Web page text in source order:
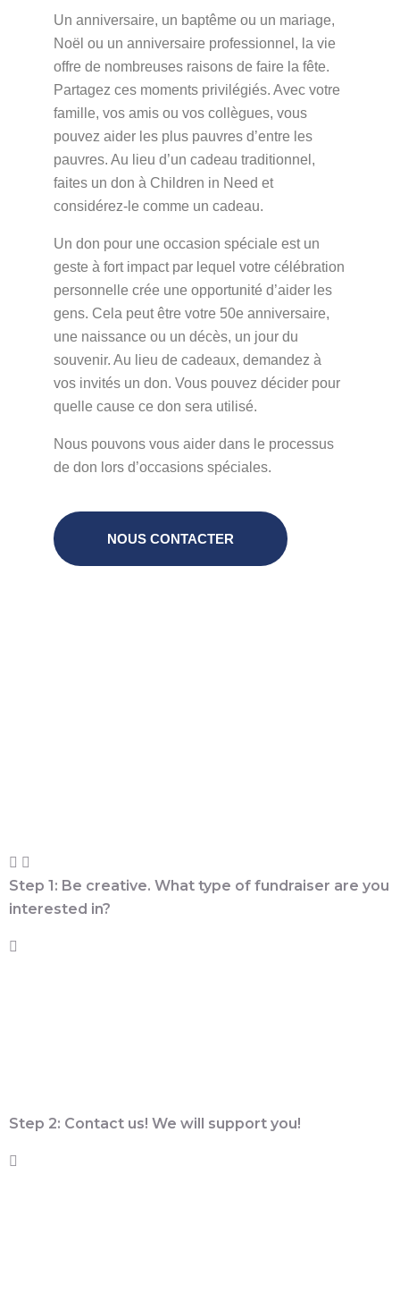
Un anniversaire, un baptême ou un mariage,
Noël ou un anniversaire professionnel, la vie
offre de nombreuses raisons de faire la fête.
Partagez ces moments privilégiés. Avec votre
famille, vos amis ou vos collègues, vous
pouvez aider les plus pauvres d’entre les
pauvres. Au lieu d’un cadeau traditionnel,
faites un don à Children in Need et
considérez-le comme un cadeau.
Un don pour une occasion spéciale est un
geste à fort impact par lequel votre célébration
personnelle crée une opportunité d’aider les
gens. Cela peut être votre 50e anniversaire,
une naissance ou un décès, un jour du
souvenir. Au lieu de cadeaux, demandez à
vos invités un don. Vous pouvez décider pour
quelle cause ce don sera utilisé.
Nous pouvons vous aider dans le processus
de don lors d’occasions spéciales.
NOUS CONTACTER
Step 1: Be creative. What type of fundraiser are you
interested in?
Step 2: Contact us! We will support you!